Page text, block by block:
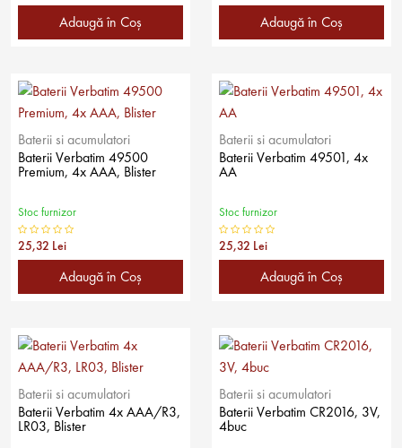
Adaugă în Coş Adaugă în Coş
Baterii si acumulatori
Baterii Verbatim 49500
Premium, 4x AAA, Blister
Stoc furnizor
25,32 Lei
Adaugă în Coş
Baterii si acumulatori
Baterii Verbatim 49501, 4x
AA
Stoc furnizor
25,32 Lei
Adaugă în Coş
Baterii si acumulatori
Baterii Verbatim 4x AAA/R3,
LR03, Blister
Baterii si acumulatori
Baterii Verbatim CR2016, 3V,
4buc